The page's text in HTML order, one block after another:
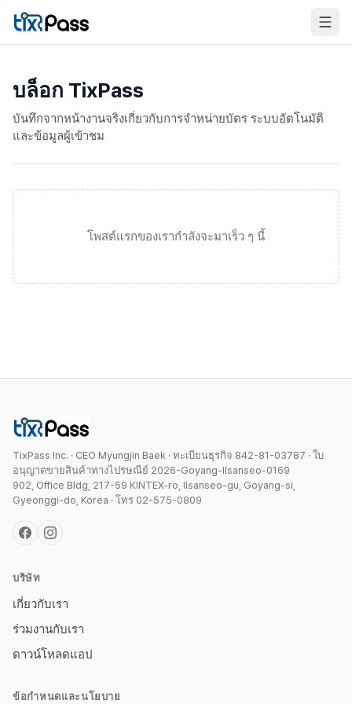
Skip to content
บล็อก TixPass
บันทึกจากหน้างานจริงเกี่ยวกับการจำหน่ายบัตร ระบบอัตโนมัติ
และข้อมูลผู้เข้าชม
โพสต์แรกของเรากำลังจะมาเร็ว ๆ นี้
TixPass Inc. · CEO Myungjin Baek · ทะเบียนธุรกิจ 842-81-03787 · ใบ
อนุญาตขายสินค้าทางไปรษณีย์ 2026-Goyang-Ilsanseo-0169
902, Office Bldg, 217-59 KINTEX-ro, Ilsanseo-gu, Goyang-si,
Gyeonggi-do, Korea · โทร 02-575-0809
บริษัท
เกี่ยวกับเรา
ร่วมงานกับเรา
ดาวน์โหลดแอป
ข้อกำหนดและนโยบาย